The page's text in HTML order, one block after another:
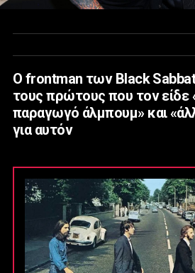
Ο frontman των Black
τους πρώτους που τον
παραγωγό άλμπουμ» και
για αυτόν